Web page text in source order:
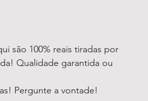
são 100% reais tiradas por
Qualidade garantida ou
Pergunte a vontade!